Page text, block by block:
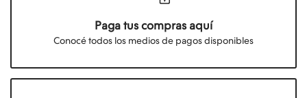
Paga tus compras aquí
Conocé todos los medios de pagos disponibles